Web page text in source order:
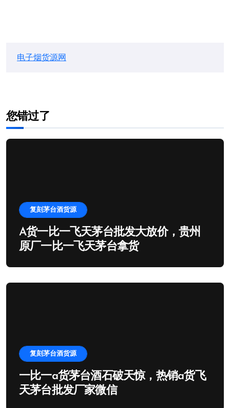
电子烟货源网
您错过了
复刻茅台酒货源
A货一比一飞天茅台批发大放价，贵州
原厂一比一飞天茅台拿货
复刻茅台酒货源
一比一a货茅台酒石破天惊，热销a货飞
天茅台批发厂家微信